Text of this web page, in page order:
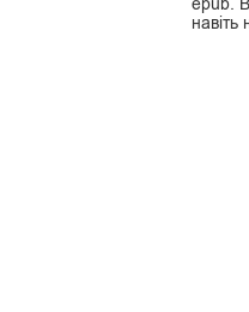
навіть